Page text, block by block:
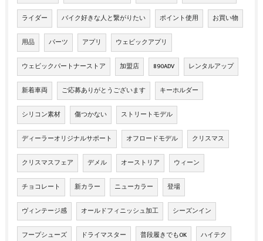
ライダー バイク好きな人と繋がりたい ポイント使用 お買い物
用品 パーツ アプリ ウェビックアプリ
ウェビックパートナーストア 加盟店 890ADV レンタルアップ
新着車両 ご応募ありがとうございます キーホルダー
シリコン素材 傷つかない ストリートモデル
ディーラーオリジナルサポート オフロードモデル クリスマス
クリスマスフェア デメル オーストリア ウィーン
チョコレート 新カラー ニューカラー 登場
ヴィンテージ感 オールドフィニッシュ加工 シーズンイン
フープシューズ ドライマスター 普段履きでもOK ハイテク